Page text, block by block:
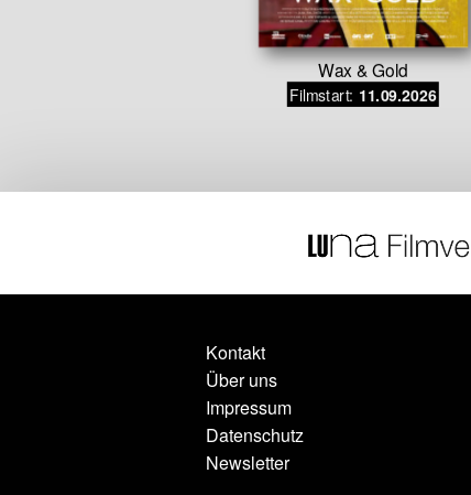
Wax & Gold
Filmstart: 11.09.2026
Kontakt
Über uns
Impressum
Datenschutz
Newsletter